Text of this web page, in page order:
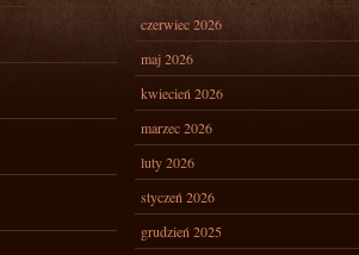
czerwiec 2026
maj 2026
kwiecień 2026
marzec 2026
luty 2026
styczeń 2026
grudzień 2025